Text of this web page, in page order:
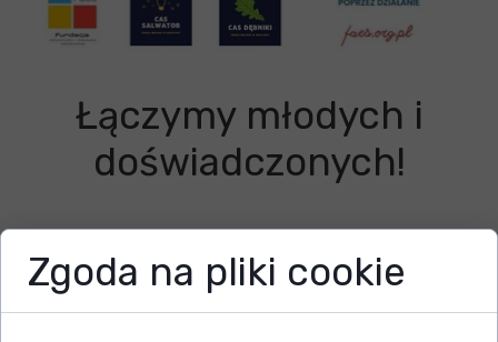
Łączymy młodych i
doświadczonych!
18 lutego 2026
Zgoda na pliki cookie